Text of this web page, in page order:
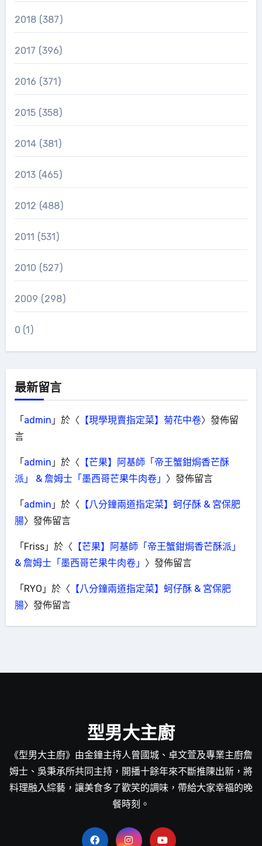
2018 (387)
2017 (396)
2016 (371)
2015 (358)
2014 (381)
2013 (465)
2012 (488)
2011 (531)
2010 (527)
2009 (298)
0 (1)
最新留言
「admin 」於〈 【現學現賣指定菜】菊花中卷〉發佈留
言
「admin 」於〈 【芒果】阿基師「帝王蟹鉗焗香芒酥
派」 & 詹姆士「墨西哥芒果牛肉卷」 〉發佈留言
「admin 」於〈 【八分鐘兩道指定菜】蚵仔酥 & 宮保肥
腸〉發佈留言
「Friss」於〈 【芒果】阿基師「帝王蟹鉗焗香芒酥派」
& 詹姆士「墨西哥芒果牛肉卷」 〉發佈留言
「RYO 」於〈 【八分鐘兩道指定菜】蚵仔酥 & 宮保肥
腸〉發佈留言
型男大主廚
《型男大主廚》由金鐘主持人曾國城、卓文萱及專業主廚詹
姆士、吳秉承所共同主持，開播十餘年來不斷推陳出新，將
料理融入綜藝，讓美食多了歡笑的調味，帶給大家幸福的晚
餐時刻。